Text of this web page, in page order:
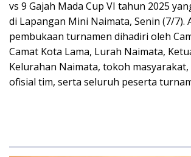
vs 9 Gajah Mada Cup VI tahun 2025
di Lapangan Mini Naimata, Senin (7/7).
pembukaan turnamen dihadiri oleh
Camat Kota Lama, Lurah Naimata,
Kelurahan Naimata, tokoh
ofisial tim, serta seluruh peserta